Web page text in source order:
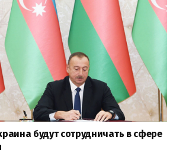
будут сотрудничать в сфере